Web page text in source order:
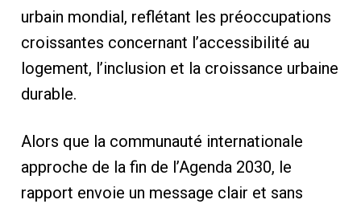
urbain mondial, reflétant les préoccupations
croissantes concernant l’accessibilité au
logement, l’inclusion et la croissance urbaine
durable.
Alors que la communauté internationale
approche de la fin de l’Agenda 2030, le
rapport envoie un message clair et sans